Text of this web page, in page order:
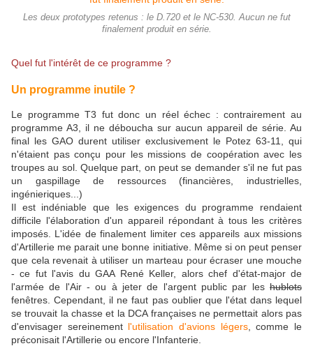
Les deux prototypes retenus : le D.720 et le NC-530. Aucun ne fut
finalement produit en série.
Quel fut l'intérêt de ce programme ?
Un programme inutile ?
Le programme T3 fut donc un réel échec : contrairement au
programme A3, il ne déboucha sur aucun appareil de série. Au
final les GAO durent utiliser exclusivement le Potez 63-11, qui
n'étaient pas conçu pour les missions de coopération avec les
troupes au sol. Quelque part, on peut se demander s'il ne fut pas
un gaspillage de ressources (financières, industrielles,
ingénieriques...)
Il est indéniable que les exigences du programme rendaient
difficile l'élaboration d'un appareil répondant à tous les critères
imposés. L'idée de finalement limiter ces appareils aux missions
d'Artillerie me parait une bonne initiative. Même si on peut penser
que cela revenait à utiliser un marteau pour écraser une mouche
- ce fut l'avis du GAA René Keller, alors chef d'état-major de
l'armée de l'Air - ou à jeter de l'argent public par les hublots
fenêtres. Cependant, il ne faut pas oublier que l'état dans lequel
se trouvait la chasse et la DCA françaises ne permettait alors pas
d'envisager sereinement l'utilisation d'avions légers, comme le
préconisait l'Artillerie ou encore l'Infanterie.